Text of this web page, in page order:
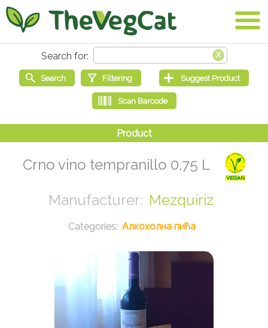
Crno vino tempranillo 0,75 L
Mezquíriz
Алкохолна пића